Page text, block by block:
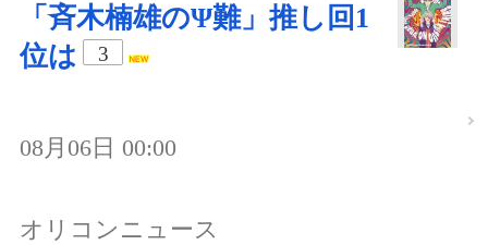
「斉木楠雄のΨ難」推し回1
位は
3
08月06日 00:00
オリコンニュース